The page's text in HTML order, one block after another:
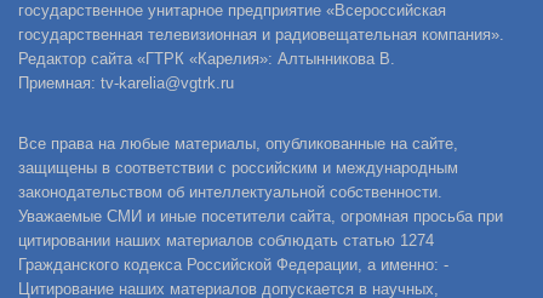
государственное унитарное предприятие «Всероссийская
государственная телевизионная и радиовещательная компания».
Редактор сайта «ГТРК «Карелия»: Алтынникова В.
Приемная: tv-karelia@vgtrk.ru
Все права на любые материалы, опубликованные на сайте,
защищены в соответствии с российским и международным
законодательством об интеллектуальной собственности.
Уважаемые СМИ и иные посетители сайта, огромная просьба при
цитировании наших материалов соблюдать статью 1274
Гражданского кодекса Российской Федерации, а именно: -
Цитирование наших материалов допускается в научных,